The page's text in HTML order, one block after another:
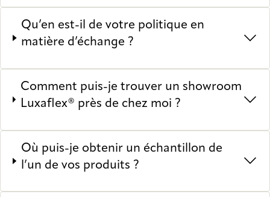
Qu’en est-il de votre politique en
matière d’échange ?
Comment puis-je trouver un showroom
Luxaflex® près de chez moi ?
Où puis-je obtenir un échantillon de
l’un de vos produits ?